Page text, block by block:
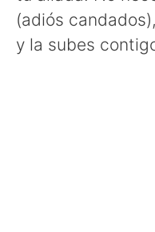
(adiós
y la subes